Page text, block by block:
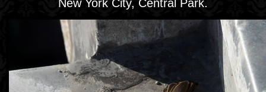
New York City, Central Park.